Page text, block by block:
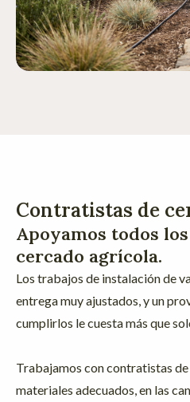
Contratistas de
Apoyamos todos
cercado agrícola.
Los trabajos de instalación de
entrega muy ajustados, y un
cumplirlos le cuesta más que
Trabajamos con contratistas
materiales adecuados, en las